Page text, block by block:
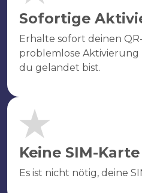
Sofortige
Erhalte sofort deinen
problemlose Aktivierung
du gelandet bist.
Keine SIM-Karte
Es ist nicht nötig, deine